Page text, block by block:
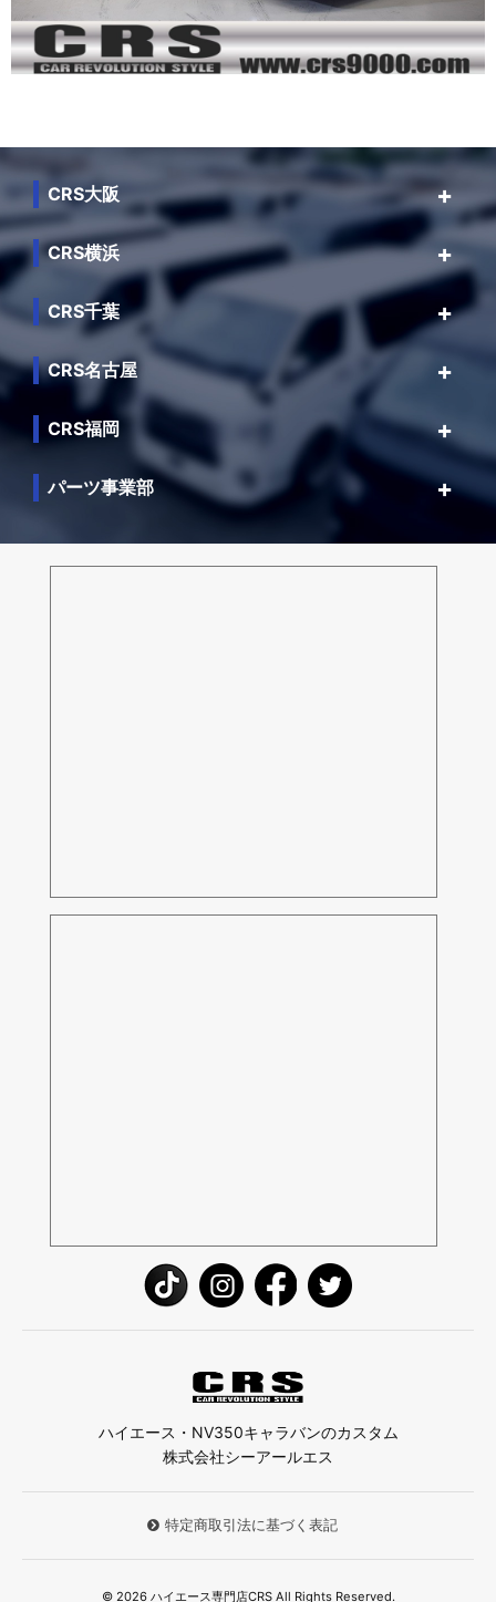
CRS大阪
CRS横浜
CRS千葉
CRS名古屋
CRS福岡
パーツ事業部
ハイエース・NV350キャラバンのカスタム
株式会社シーアールエス
特定商取引法に基づく表記
© 2026 ハイエース専門店CRS All Rights Reserved.